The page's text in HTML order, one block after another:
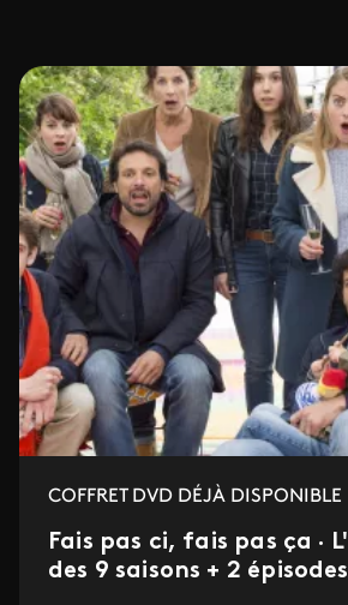
COFFRET DVD DÉJÀ DISPONIBLE
Fais pas ci, fais pas ça ·
des 9 saisons + 2